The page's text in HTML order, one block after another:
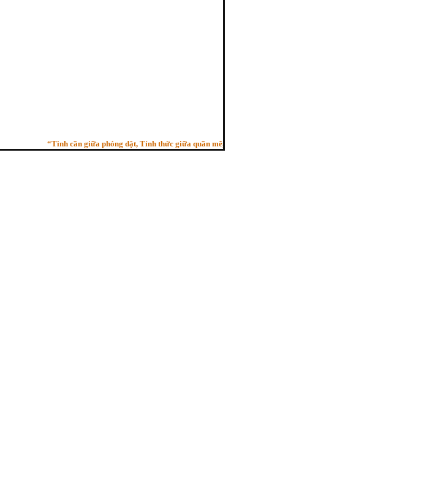
“Tinh cần giữa phóng dật, Tỉnh thức giữa quần mê, Người trí như ngựa phi, Bỏ sau con ngựa hèn”. - (Pháp cú kệ 29,